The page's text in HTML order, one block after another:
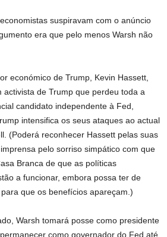
suspiravam com o anúncio
era que pelo menos Warsh não
económico de Trump, Kevin Hassett,
de Trump que perdeu toda a
candidato independente à Fed,
intensifica os seus ataques ao actual
(Poderá reconhecer Hassett pelas suas
pelo sorriso simpático com que
Branca de que as políticas
a funcionar, embora possa ter de
que os benefícios apareçam.)
Warsh tomará posse como presidente
como governador do Fed até